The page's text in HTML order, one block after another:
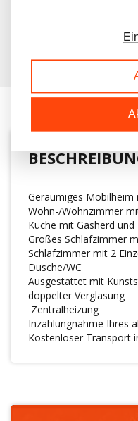
KOSTENLOSER
KUNDEN BEWERTEN
Geräumiges
Wohn-/Wohnzimmer
Küche mit Gasherd und
Großes Schlafzimmer
Schlafzimmer mit 2
Dusche/WC
Ausgestattet mit
doppelter Verglasung
Zentralheizung
Inzahlungnahme Ihres
Kostenloser Transport